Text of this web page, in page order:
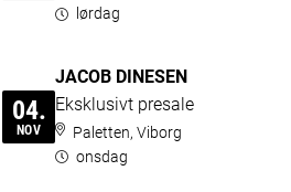
lørdag
04.
NOV
JACOB DINESEN
Eksklusivt presale
Paletten, Viborg
onsdag